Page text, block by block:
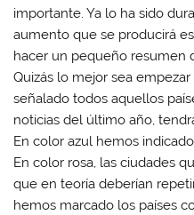
importante. Ya lo ha sido
aumento que se producirá
hacer un pequeño resumen
Quizás lo mejor sea
señalado todos aquellos
noticias del último año,
En color azul hemos
En color rosa, las ciudades
que en teoría deberían
hemos marcado los países